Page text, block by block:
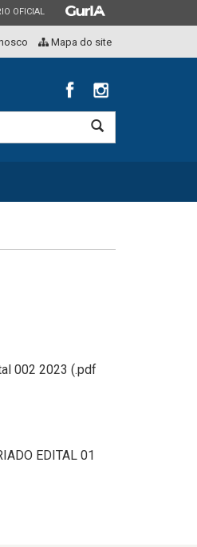
OFICIAL ESTADO
Mapa do site
002 2023 (.pdf
EDITAL 01